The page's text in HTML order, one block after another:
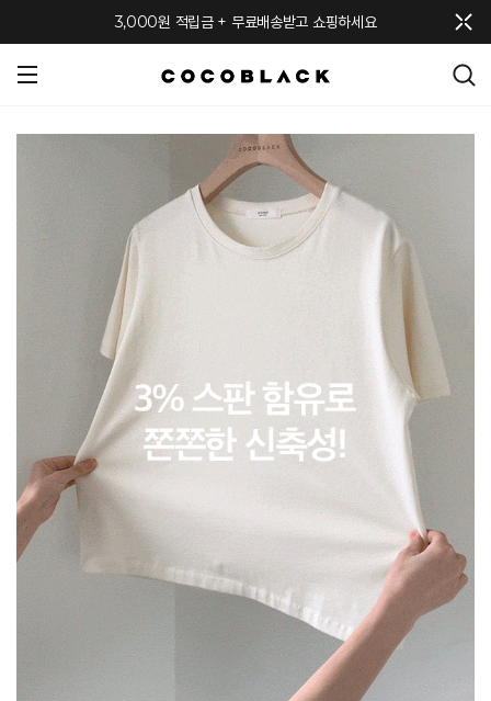
3,000원 적립금 + 무료배송받고 쇼핑하세요